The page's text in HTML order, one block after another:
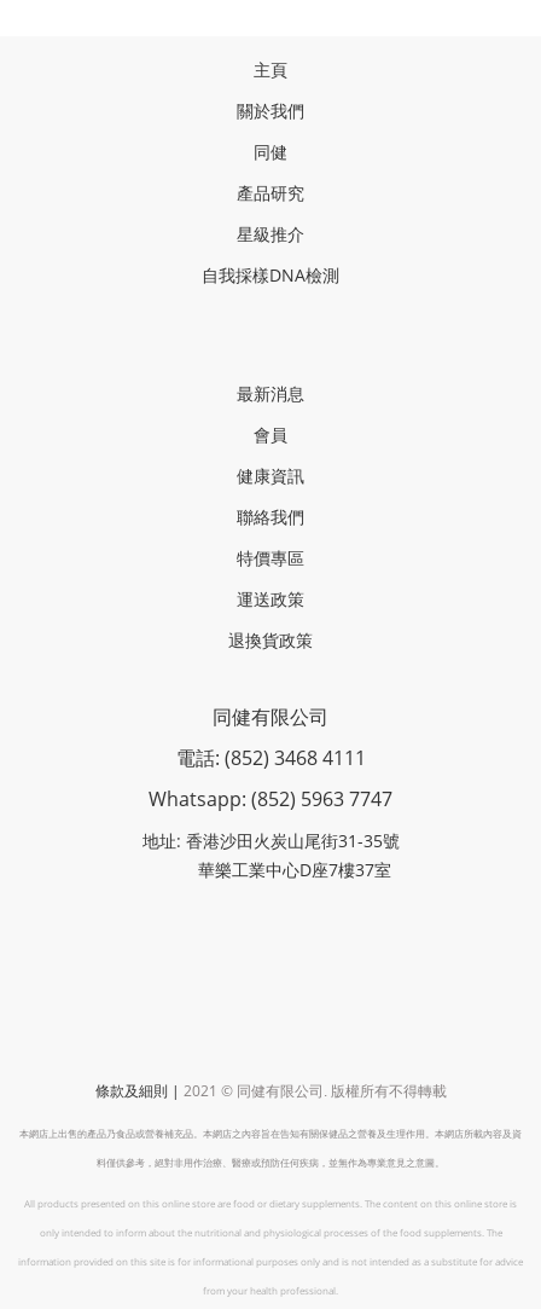
主頁
關於我們
同健
產品研究
星級推介
自我採樣DNA檢測
最新消息
會員
健康資訊
聯絡我們
特價專區
運送政策
退換貨政策
同健有限公司
電話: (852) 3468 4111
Whatsapp: (852) 5963 7747
地址: 香港沙田火炭山尾街31-35號
華樂工業中心D座7樓37室
條款及細則 | 2021 © 同健有限公司 版權所有不得轉載
本網店上出售的產品乃食品或營養補充品。本網店之內容旨在告知有關保健品之營養及生理作用。本網店所載內容及資
料僅供參考，絕對非用作治療、醫療或預防任何疾病，並無作為專業意見之意圖。
All products presented on this online store are food or dietary supplements. The content on this online store is
only intended to inform about the nutritional and physiological processes of the food supplements. The
information provided on this site is for informational purposes only and is not intended as a substitute for advice
from your health professional.